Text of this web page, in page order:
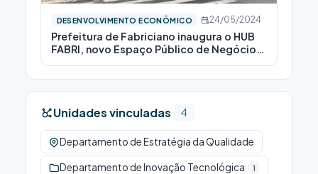
DESENVOLVIMENTO ECONÔMICO 24/05/2024
Prefeitura de Fabriciano inaugura o HUB
FABRI, novo Espaço Público de Negócios
Unidades vinculadas 4
Departamento de Estratégia da Qualidade
Departamento de Inovação Tecnológica 1